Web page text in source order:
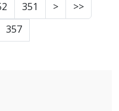
<<
<
351
357